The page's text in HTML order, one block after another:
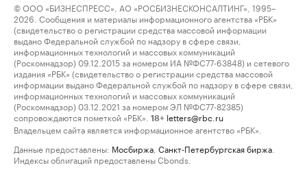
© ООО «БИЗНЕСПРЕСС», АО «РОСБИЗНЕСКОНСАЛТИНГ», 1995–
2026. Сообщения и материалы информационного агентства «РБК»
(свидетельство о регистрации средства массовой информации
выдано Федеральной службой по надзору в сфере связи,
информационных технологий и массовых коммуникаций
(Роскомнадзор) 09.12.2015 за номером ИА №ФС77-63848) и сетевого
издания «РБК» (свидетельство о регистрации средства массовой
информации выдано Федеральной службой по надзору в сфере связи,
информационных технологий и массовых коммуникаций
(Роскомнадзор) 03.12.2021 за номером ЭЛ №ФС77-82385)
сопровождаются пометкой «РБК».
18+ letters@rbc.ru
Владельцем сайта является информационное агентство «РБК».
Данные предоставлены: Мосбиржа Санкт-Петербургская биржа
Индексы облигаций предоставлены Cbonds.